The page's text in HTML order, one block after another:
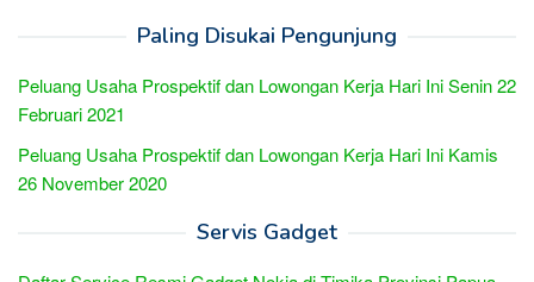
Paling Disukai Pengunjung
Peluang Usaha Prospektif dan Lowongan Kerja Hari Ini Senin 22
Februari 2021
Peluang Usaha Prospektif dan Lowongan Kerja Hari Ini Kamis
26 November 2020
Servis Gadget